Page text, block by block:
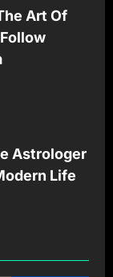
Art Of
Astrologer
Life